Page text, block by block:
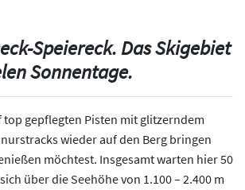
Speiereck. Das Skigebiet
Sonnentage.
gepflegten Pisten mit glitzerndem
wieder auf den Berg bringen
möchtest. Insgesamt warten hier 50
über die Seehöhe von 1.100 – 2.400 m